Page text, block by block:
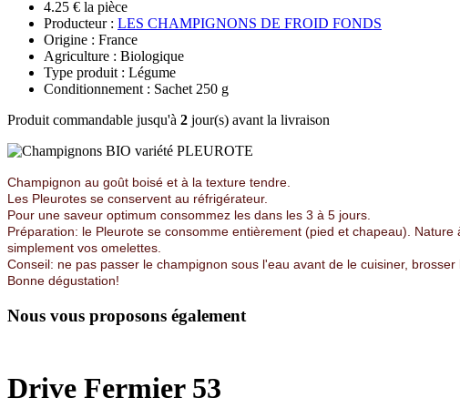
4.25 € la pièce
Producteur : LES CHAMPIGNONS DE FROID FONDS
Origine : France
Agriculture : Biologique
Type produit : Légume
Conditionnement : Sachet 250 g
Produit commandable jusqu'à 2 jour(s) avant la livraison
Champignon au goût boisé et à la texture tendre.
Les Pleurotes se conservent au réfrigérateur.
Pour une saveur optimum consommez les dans les 3 à 5 jours.
Préparation: le Pleurote se consomme entièrement (pied et chapeau).
simplement vos omelettes.
Conseil: ne pas passer le champignon sous l'eau avant de le cuisiner,
Bonne dégustation!
Nous vous proposons également
Drive Fermier 53